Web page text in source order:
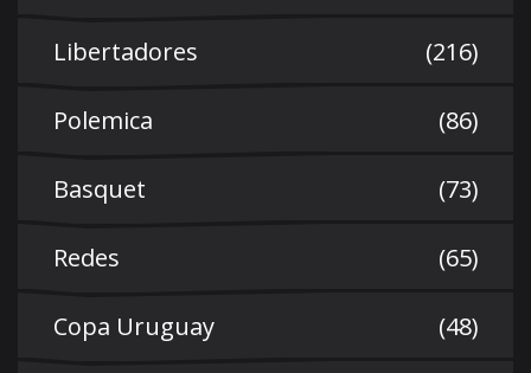
Libertadores (216)
Polemica (86)
Basquet (73)
Redes (65)
Copa Uruguay (48)